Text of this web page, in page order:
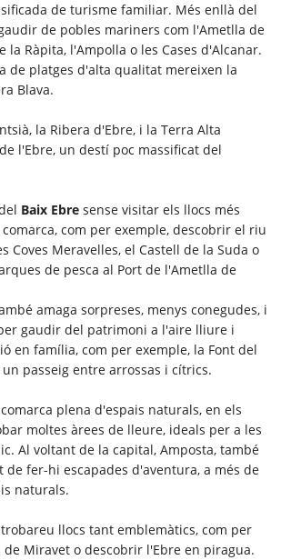
de turisme familiar. Més enllà del
de pobles mariners com l'Ametlla de
la Ràpita, l'Ampolla o les Cases d'Alcanar.
de platges d'alta qualitat mereixen la
Blava.
la Ribera d'Ebre, i la Terra Alta
l'Ebre, un destí poc massificat del
Baix Ebre sense visitar els llocs més
com per exemple, descobrir el riu
Coves Meravelles, el Castell de la Suda o
de pesca al Port de l'Ametlla de
amaga sorpreses, menys conegudes, i
gaudir del patrimoni a l'aire lliure i
en família, com per exemple, la Font del
passeig entre arrossas i cítrics.
plena d'espais naturals, en els
moltes àrees de lleure, ideals per a les
Al voltant de la capital, Amposta, també
fer-hi escapades d'aventura, a més de
naturals.
trobareu llocs tant emblemàtics, com per
de Miravet o descobrir l'Ebre en piragua.